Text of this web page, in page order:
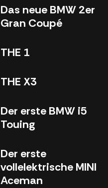
Das neue BMW 2er
Gran Coupé
THE 1
THE X3
Der erste BMW i5
Touing
Der erste
vollelektrische MINI
Aceman